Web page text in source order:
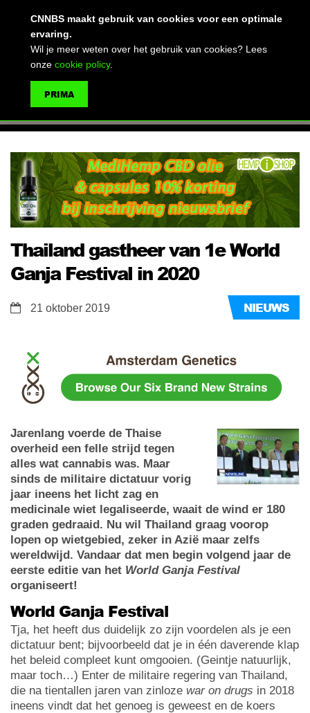
Thailand gastheer van 1e World
Ganja Festival in 2020
NIEUWS
21 oktober 2019
Jarenlang voerde de Thaise
overheid een felle strijd tegen
alles wat cannabis was. Maar
sinds de militaire dictatuur vorig
jaar ineens het licht zag en
medicinale wiet legaliseerde, waait de wind er 180
graden gedraaid. Nu wil Thailand graag voorop
lopen op wietgebied, zeker in Azië maar zelfs
wereldwijd. Vandaar dat men begin volgend jaar de
eerste editie van het World Ganja Festival
organiseert!
World Ganja Festival
Tja, het heeft dus duidelijk zo zijn voordelen als je een
dictatuur bent; bijvoorbeeld dat je in één daverende klap
het beleid compleet kunt omgooien. (Geintje natuurlijk,
maar toch…) Enter de militaire regering van Thailand,
die na tientallen jaren van zinloze war on drugs in 2018
ineens vindt dat het genoeg is geweest en de koers
CNNBS maakt gebruik van cookies voor een optimale
ervaring.
Wil je meer weten over het gebruik van cookies? Lees
onze cookie policy.
PRIMA